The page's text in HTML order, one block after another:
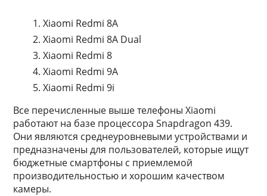
Xiaomi Redmi 8A
Xiaomi Redmi 8A Dual
Xiaomi Redmi 8
Xiaomi Redmi 9A
Xiaomi Redmi 9i
Все перечисленные выше телефоны Xiaomi
работают на базе процессора Snapdragon 439.
Они являются среднеуровневыми устройствами и
предназначены для пользователей, которые ищут
бюджетные смартфоны с приемлемой
производительностью и хорошим качеством
камеры.